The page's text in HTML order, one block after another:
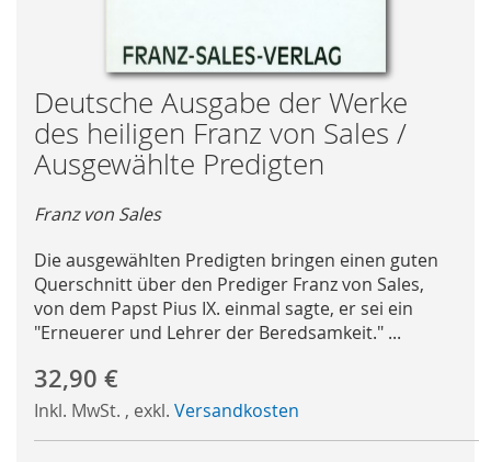
Skip
to
the
beginning
the
gallery
Deutsche Ausgabe der Werke
des heiligen Franz von Sales /
Ausgewählte Predigten
Franz von Sales
Die ausgewählten Predigten bringen einen guten
Querschnitt über den Prediger Franz von Sales,
von dem Papst Pius IX. einmal sagte, er sei ein
"Erneuerer und Lehrer der Beredsamkeit." ...
32,90 €
Inkl. MwSt. , exkl. Versandkosten